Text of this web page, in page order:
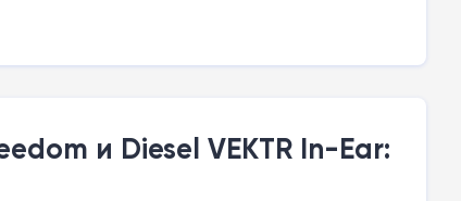
и Diesel VEKTR In-Ear: